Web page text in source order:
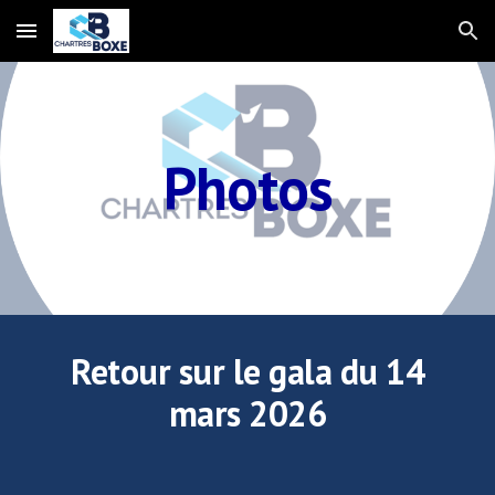
Skip to main content Skip to navigation
Photos
Retour sur le gala du 14
mars 2026